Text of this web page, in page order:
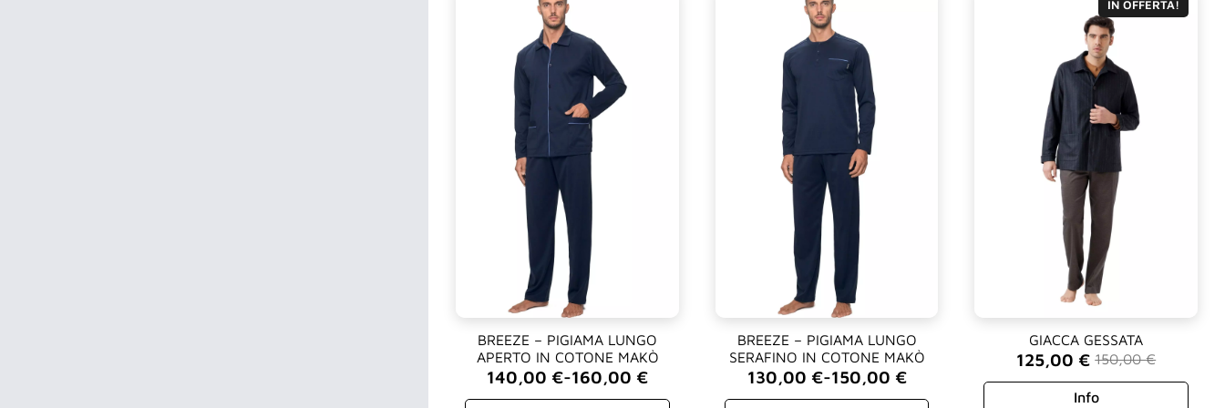
BREEZE – PIGIAMA LUNGO
APERTO IN COTONE MAKÒ
140,00 €-160,00 €
Fascia
BREEZE – PIGIAMA LUNGO
SERAFINO IN COTONE MAKÒ
130,00 €-150,00 €
Fascia
IN OFFERTA!
GIACCA GESSATA
150,00€
Il
prezzo
125,00 €
Il
prezzo Info